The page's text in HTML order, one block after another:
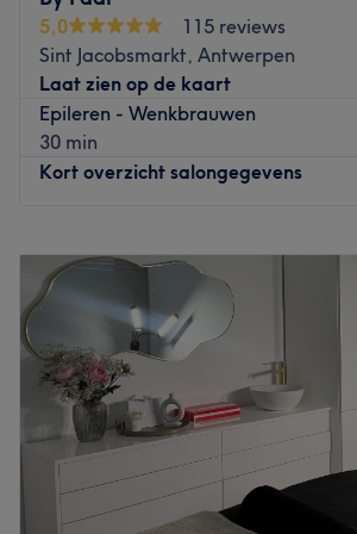
dicht bij verschillende bushaltes en
onze centrale ligging zijn we vlot
vanuit het centrum van Antwerpen als
omliggende gemeenten.
5,0
115 reviews
Sint Jacobsmarkt, Antwerpen
Laat zien op de kaart
Epileren - Wenkbrauwen
30 min
Kort overzicht salongegevens
Dinsdag
Woensdag
Donderdag
Vrijdag
Zaterdag
Zondag
By Faar is een nagelstudio gelegen in
salon biedt een breed scala aan
schoonheidsbehandelingen en stelt het